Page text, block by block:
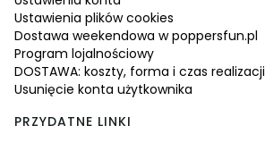
Ustawienia plików cookies
Dostawa weekendowa w poppersfun.pl
Program lojalnościowy
DOSTAWA: koszty, forma i czas realizacji
Usunięcie konta użytkownika
PRZYDATNE LINKI